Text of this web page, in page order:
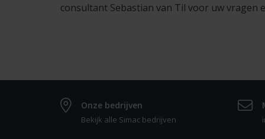
consultant Sebastian van Til voor uw vragen
Onze bedrijven
Bekijk alle Simac bedrijven